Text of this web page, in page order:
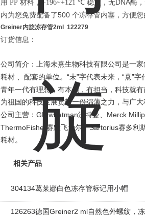
用 PP 材料， -196~+121 ℃ 稳定，无DNA酶
内为您免费配备了500 个冻存管内塞，方便您
Greiner内旋冻存管2ml 122279
订货信息：
公司简介：上海未熹生物科技有限公司是一
耗材 、配套的单位。 “未”字代表未来， “熹”字
青年一代有理想，有本领，有担当，科技就
为祖国的科技发展贡献一份绵薄之力，与广
公司主营： GE whatman沃特曼、 Merck
ThermoFisher 赛默飞世尔、Sartorius赛多利
耗材。
相关产品
304134葛莱娜白色冻存管标记用小帽
126263德国Greiner2 ml自然色外螺纹，